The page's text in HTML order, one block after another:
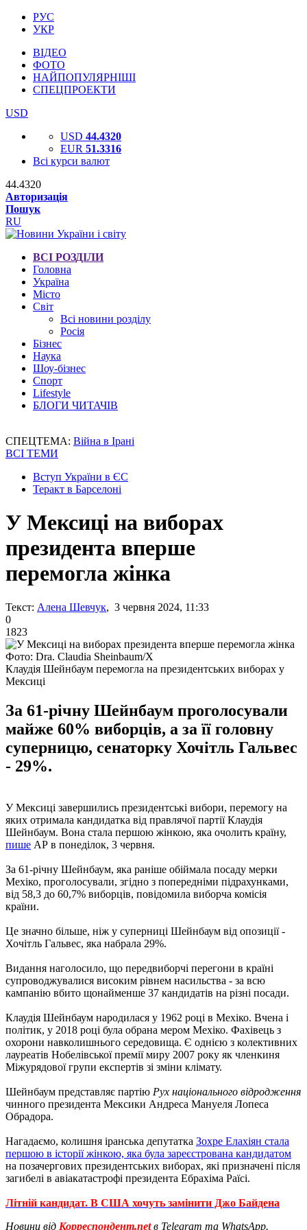
РУС
УКР
ВІДЕО
ФОТО
НАЙПОПУЛЯРНІШІ
СПЕЦПРОЕКТИ
USD
USD 44.4320
EUR 51.3316
Всі курси валют
44.4320
Авторизація
Пошук
RU
ВСІ РОЗДІЛИ
Головна
Україна
Місто
Світ
Всі новини розділу
Росія
Бізнес
Наука
Шоу-бізнес
Спорт
Lifestyle
БЛОГИ ЧИТАЧІВ
СПЕЦТЕМА: Війна в Ірані
ВСІ ТЕМИ
Вступ України в ЄС
Теракт в Барселоні
У Мексиці на виборах
президента вперше
перемогла жінка
Текст: Алена Шевчук, 3 червня 2024, 11:33
0
1823
Фото: Dra. Claudia Sheinbaum/Х
Клаудія Шейнбаум перемогла на президентських виборах у
Мексиці
За 61-річну Шейнбаум проголосували
майже 60% виборців, а за її головну
суперницю, сенаторку Хочітль Гальвес
- 29%.
У Мексиці завершились президентські вибори, перемогу на
яких отримала кандидатка від правлячої партії Клаудія
Шейнбаум. Вона стала першою жінкою, яка очолить країну,
пише АР в понеділок, 3 червня.
За 61-річну Шейнбаум, яка раніше обіймала посаду мерки
Мехіко, проголосували, згідно з попередніми підрахунками,
від 58,3 до 60,7% виборців, повідомила виборча комісія
країни.
Це значно більше, ніж у суперниці Шейнбаум від опозиції -
Хочітль Гальвес, яка набрала 29%.
Видання наголосило, що передвиборчі перегони в країні
супроводжувалися високим рівнем насильства - за всю
кампанію вбито щонайменше 37 кандидатів на різні посади.
Клаудія Шейнбаум народилася у 1962 році в Мехіко. Вчена і
політик, у 2018 році була обрана мером Мехіко. Фахівець з
охорони навколишнього середовища. Є однією з колективних
лауреатів Нобелівської премії миру 2007 року як членкиня
Міжурядової групи експертів зі зміни клімату.
Шейнбаум представляє партію Рух національного відродження
чинного президента Мексики Андреса Мануеля Лопеса
Обрадора.
Нагадаємо, колишня іранська депутатка Зохре Елахіян стала
першою в історії жінкою, яка була зареєстрована кандидатом
на позачергових президентських виборах, які призначені після
загибелі в авіакатастрофі президента Ебрахіма Раїсі.
Літній кандидат. В США хочуть замінити Джо Байдена
Новини від Корреспондент.netв Telegram та WhatsApp.